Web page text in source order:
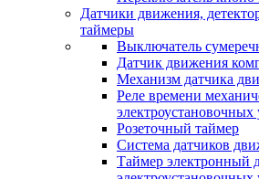
Датчики движения,
таймеры
Выключатель
Датчик движения
Механизм датчика
Реле времени
электроустановочных
Розеточный таймер
Система датчиков
Таймер электронный